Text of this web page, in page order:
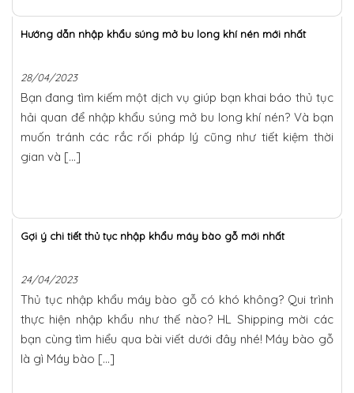
Hướng dẫn nhập khẩu súng mở bu long khí nén mới nhất
28/04/2023
Bạn đang tìm kiếm một dịch vụ giúp bạn khai báo thủ tục
hải quan để nhập khẩu súng mở bu long khí nén? Và bạn
muốn tránh các rắc rối pháp lý cũng như tiết kiệm thời
gian và […]
Gợi ý chi tiết thủ tục nhập khẩu máy bào gỗ mới nhất
24/04/2023
Thủ tục nhập khẩu máy bào gỗ có khó không? Qui trình
thực hiện nhập khẩu như thế nào? HL Shipping mời các
bạn cùng tìm hiểu qua bài viết dưới đây nhé! Máy bào gỗ
là gì Máy bào […]